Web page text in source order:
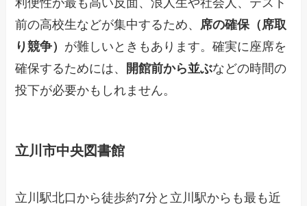
前の高校生などが集中するため、 席の確保（席取
り競争） が難しいときもあります。確実に座席を
確保するためには、
開館前から並ぶなどの時間の
投下が必要かもしれません。
立川市中央図書館
立川駅北口から徒歩約7分と立川駅からも最も近